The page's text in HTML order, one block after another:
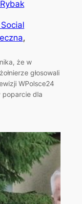
że w
głosowali
WPolsce24
poparcie dla